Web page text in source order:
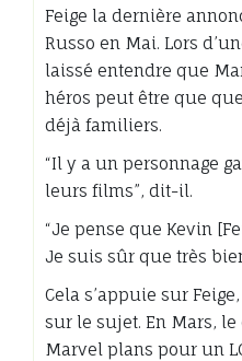
Feige la dernière
Russo en Mai. Lors
laissé entendre que
héros peut être que
déjà familiers.
“Il y a un personnage
leurs films”, dit-il.
“Je pense que Kevin
Je suis sûr que très
Cela s’appuie sur
sur le sujet. En Mars,
Marvel plans pour un